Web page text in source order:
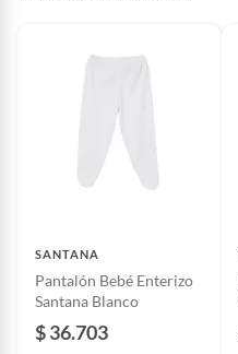
SANTANA
Pantalón Bebé Enterizo
Santana Blanco
$ 36.703